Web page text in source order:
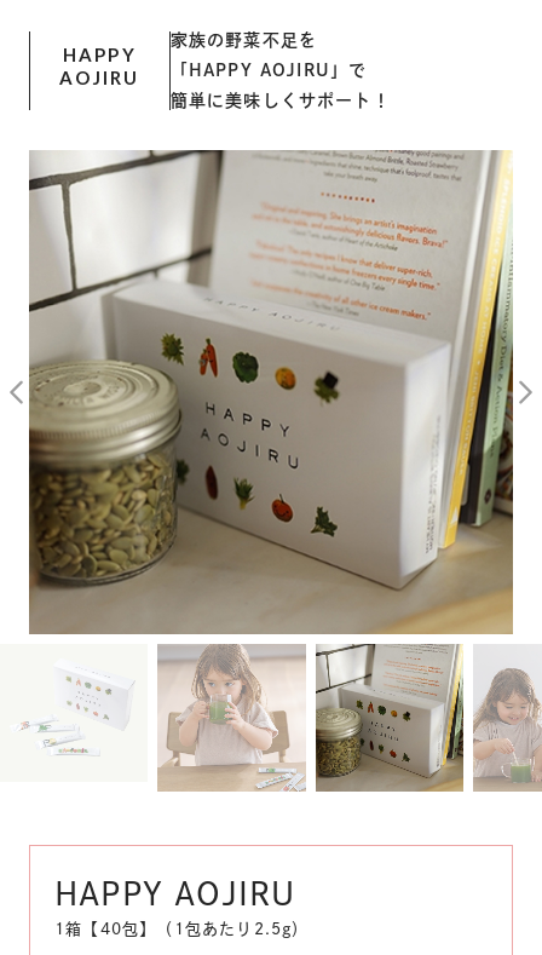
HAPPY
AOJIRU
家族の野菜不足を
「HAPPY AOJIRU」で
簡単に美味しくサポート！
HAPPY AOJIRU
1箱【40包】（1包あたり2.5g）